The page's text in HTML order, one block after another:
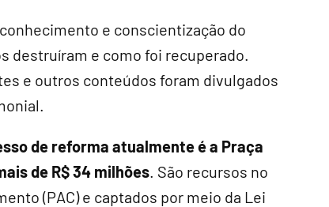
e conscientização do
destruíram e como foi recuperado.
e outros conteúdos foram divulgados
de reforma atualmente é a Praça
de R$ 34 milhões. São recursos no
(PAC) e captados por meio da Lei